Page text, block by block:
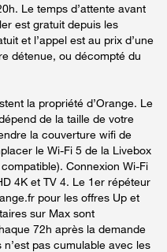
Le temps d’attente avant
est gratuit depuis les
et l’appel est au prix d’une
détenue, ou décompté du
la propriété d’Orange. Le
de la taille de votre
la couverture wifi de
le Wi-Fi 5 de la Livebox
Connexion Wi-Fi
4K et TV 4. Le 1er répéteur
pour les offres Up et
sur Max sont
72h après la demande
pas cumulable avec les